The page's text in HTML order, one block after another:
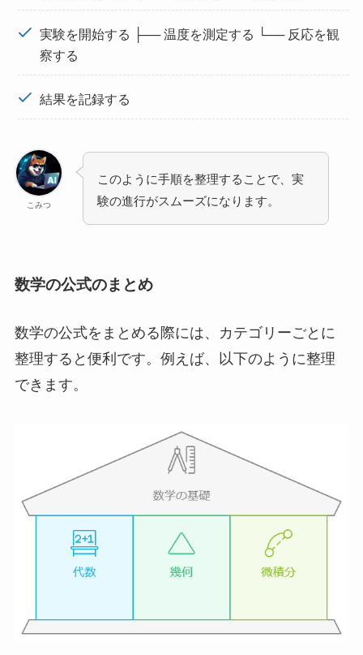
実験を開始する ├── 温度を測定する └── 反応を観
察する
結果を記録する
こみつ
このように手順を整理することで、実
験の進行がスムーズになります。
数学の公式のまとめ
数学の公式をまとめる際には、カテゴリーごとに
整理すると便利です。例えば、以下のように整理
できます。